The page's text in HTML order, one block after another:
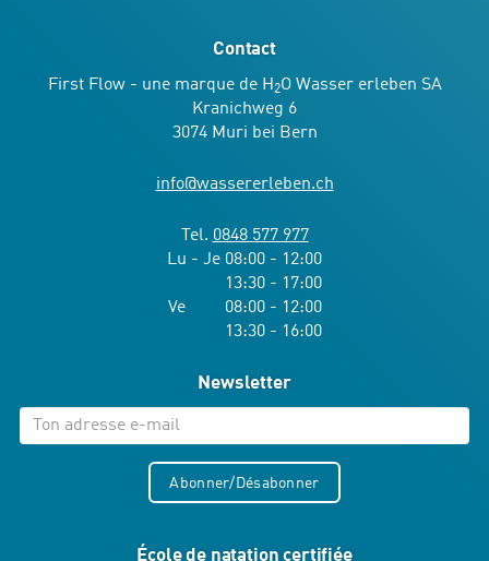
Contact
First Flow - une marque de H2O Wasser erleben SA
Kranichweg 6
3074 Muri bei Bern
info@wassererleben.ch
Tel. 0848 577 977
Lu - Je 08:00 - 12:00
13:30 - 17:00
Ve 08:00 - 12:00
13:30 - 16:00
Newsletter
Abonner/Désabonner
École de natation certifiée